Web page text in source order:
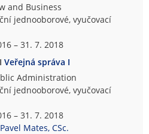
and Business
jednooborové, vyučovací
– 31. 7. 2018
Veřejná správa I
Administration
jednooborové, vyučovací
– 31. 7. 2018
Mates, CSc.